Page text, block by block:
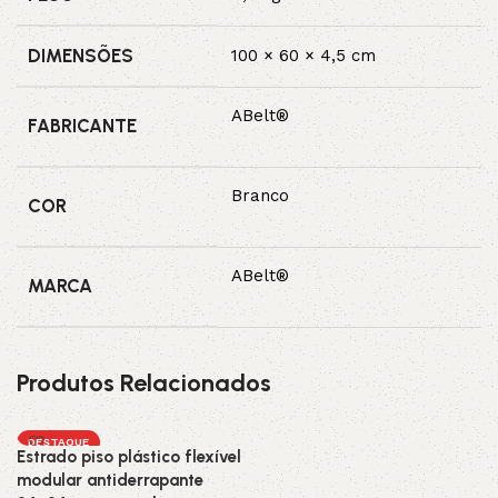
DIMENSÕES 100 × 60 × 4,5 cm
FABRICANTE ABelt®
COR Branco
MARCA ABelt®
Produtos Relacionados
DESTAQUE
Estrado piso plástico flexível
modular antiderrapante